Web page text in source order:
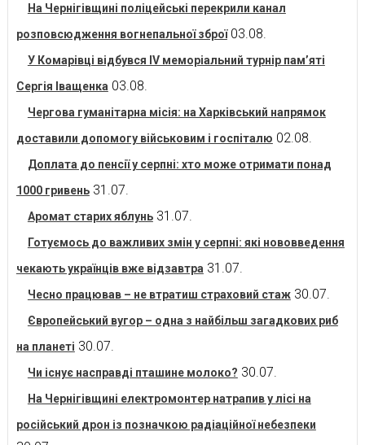
На Чернігівщині поліцейські перекрили канал
розповсюдження вогнепальної зброї 03.08.
У Комарівці відбувся IV меморіальний турнір пам’яті
Сергія Іващенка 03.08.
Чергова гуманітарна місія: на Харківський напрямок
доставили допомогу військовим і госпіталю 02.08.
Доплата до пенсії у серпні: хто може отримати понад
1000 гривень 31.07.
Аромат старих яблунь 31.07.
Готуємось до важливих змін у серпні: які нововведення
чекають українців вже відзавтра 31.07.
Чесно працював – не втратиш страховий стаж 30.07.
Європейський вугор – одна з найбільш загадкових риб
на планеті 30.07.
Чи існує насправді пташине молоко? 30.07.
На Чернігівщині електромонтер натрапив у лісі на
російський дрон із позначкою радіаційної небезпеки